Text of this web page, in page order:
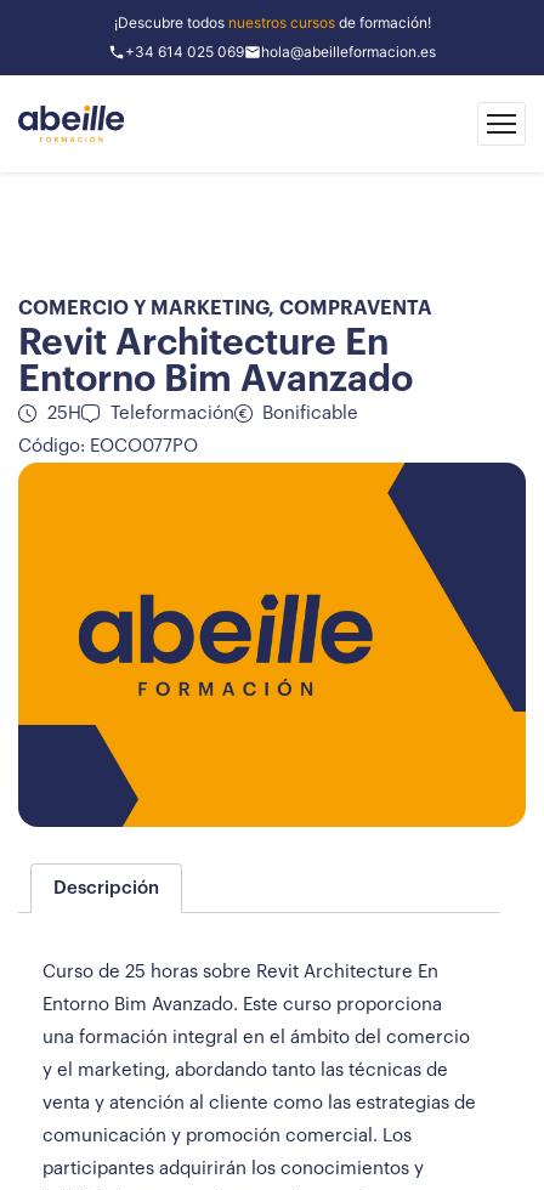
¡Descubre todos nuestros cursosde formación!
+34 614 025 069
hola@abeilleformacion.es
COMERCIO Y MARKETING, COMPRAVENTA
Revit Architecture En
Entorno Bim Avanzado
25H Teleformación
Bonificable
Código: EOCO077PO
Descripción
Curso de 25 horas sobre Revit Architecture En
Entorno Bim Avanzado. Este curso proporciona
una formación integral en el ámbito del comercio
y el marketing, abordando tanto las técnicas de
venta y atención al cliente como las estrategias de
comunicación y promoción comercial. Los
participantes adquirirán los conocimientos y